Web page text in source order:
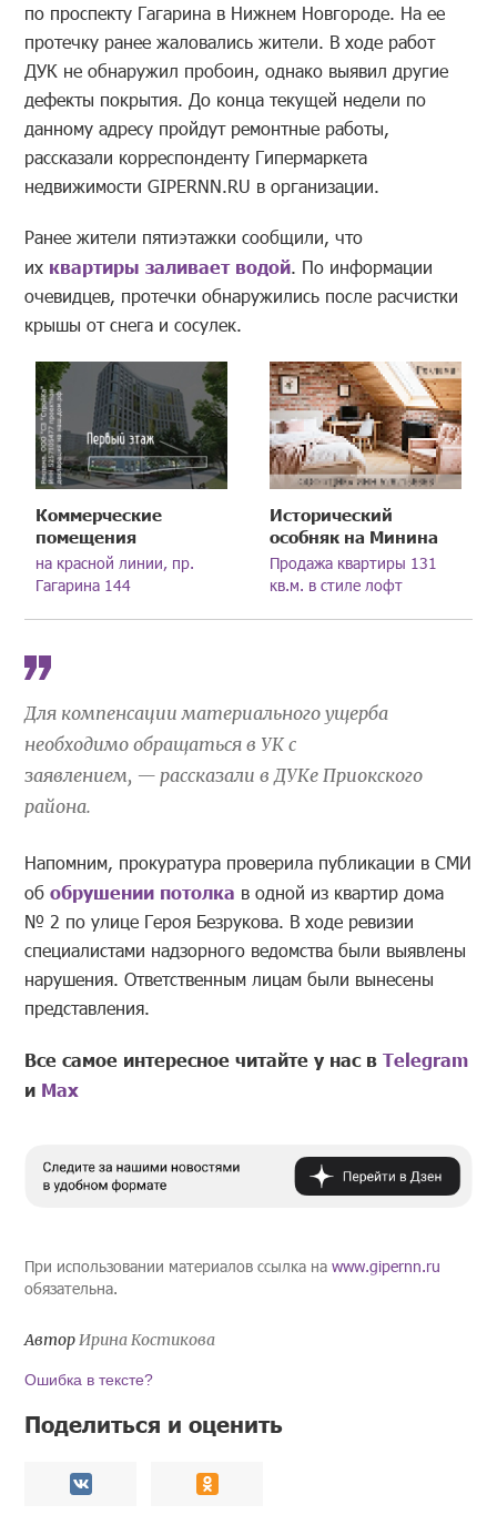
по проспекту Гагарина в Нижнем Новгороде. На ее
протечку ранее жаловались жители. В ходе работ
ДУК не обнаружил пробоин, однако выявил другие
дефекты покрытия. До конца текущей недели по
данному адресу пройдут ремонтные работы,
рассказали корреспонденту Гипермаркета
недвижимости GIPERNN.RU в организации.
Ранее жители пятиэтажки сообщили, что
их квартиры заливает водой. По информации
очевидцев, протечки обнаружились после расчистки
крышы от снега и сосулек.
Коммерческие
помещения
на красной линии, пр.
Гагарина 144
Исторический
особняк на Минина
Продажа квартиры 131
кв.м. в стиле лофт
Для компенсации материального ущерба
необходимо обращаться в УК с
заявлением, — рассказали в ДУКе Приокского
района.
Напомним, прокуратура проверила публикации в СМИ
обобрушении потолка в одной из квартир дома
№ 2 по улице Героя Безрукова. В ходе ревизии
специалистами надзорного ведомства были выявлены
нарушения. Ответственным лицам были вынесены
представления.
Все самое интересное читайте у нас вTelegram
и Mах
При использовании материалов ссылка наwww.gipernn.ru
обязательна.
АвторИрина Костикова
Ошибка в тексте?
Поделиться и оценить